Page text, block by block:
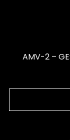
AMV-2 –